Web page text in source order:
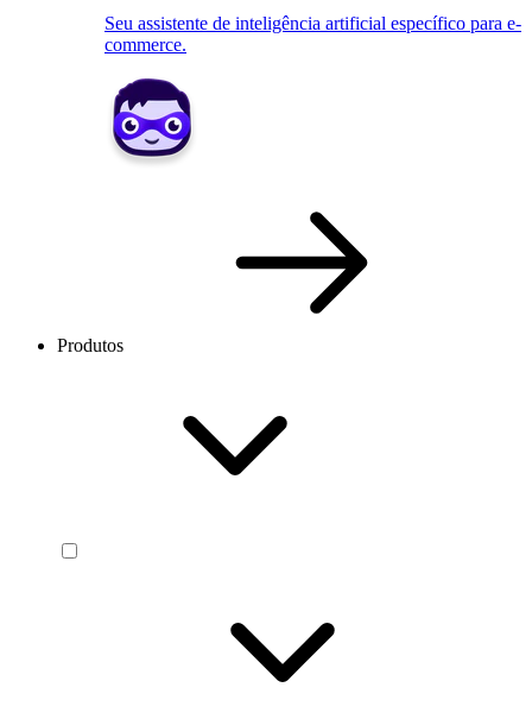
Seu assistente de inteligência artificial específico para e-
commerce.
Produtos